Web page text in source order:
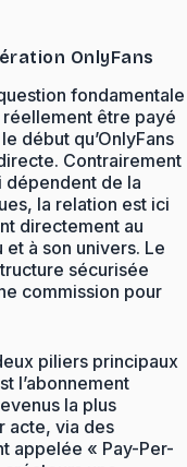
OnlyFans
fondamentale
être payé
début qu’OnlyFans
Contrairement
dépendent de la
la relation est ici
directement au
à son univers. Le
sécurisée
commission pour
piliers principaux
l’abonnement
la plus
acte, via des
appelée « Pay-Per-